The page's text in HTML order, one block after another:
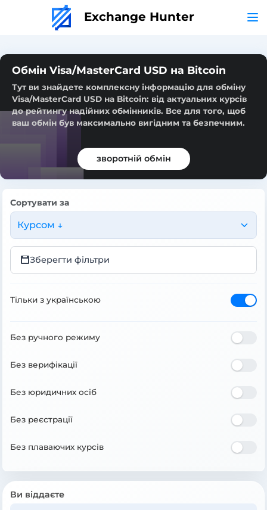
Exchange Hunter
Обмін Visa/MasterCard USD на Bitcoin
Тут ви знайдете комплексну інформацію для обміну
Visa/MasterCard USD на Bitcoin: від актуальних курсів
до рейтингу надійних обмінників. Все для того, щоб
ваш обмін був максимально вигідним та безпечним.
зворотній обмін
Сортувати за
Курсом ↓
Зберегти фільтри
Тільки з українською
Без ручного режиму
Без верифікації
Без юридичних осіб
Без реєстрації
Без плаваючих курсів
Ви віддаєте